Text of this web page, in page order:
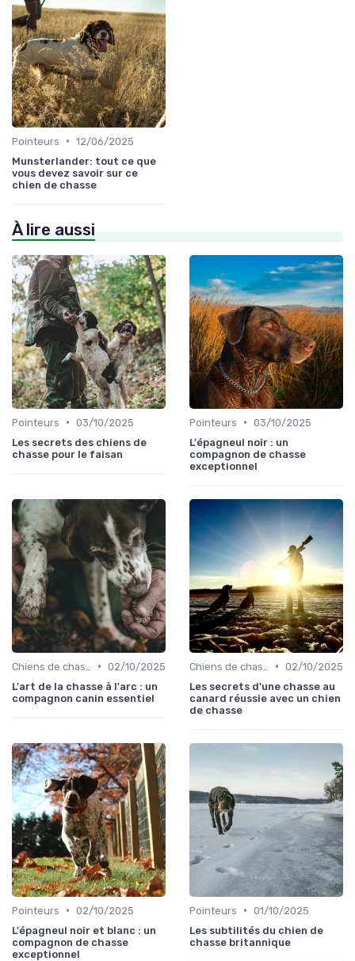
Pointeurs • 12/06/2025
Munsterlander: tout ce que
vous devez savoir sur ce
chien de chasse
À lire aussi
Pointeurs • 03/10/2025
Les secrets des chiens de
chasse pour le faisan
Pointeurs • 03/10/2025
L'épagneul noir : un
compagnon de chasse
exceptionnel
• 02/10/2025
L'art de la chasse à l'arc : un
compagnon canin essentiel
• 02/10/2025
Les secrets d'une chasse au
canard réussie avec un chien
de chasse
Pointeurs • 02/10/2025
L'épagneul noir et blanc : un
compagnon de chasse
exceptionnel
Pointeurs • 01/10/2025
Les subtilités du chien de
chasse britannique